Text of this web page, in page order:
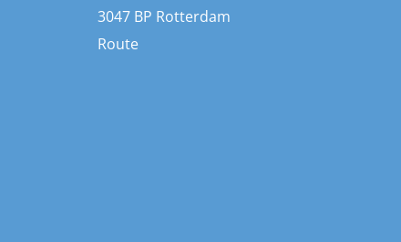
3047 BP Rotterdam
Route